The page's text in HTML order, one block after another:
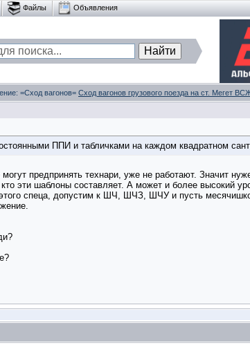
Файлы Объявления
=Сход вагонов= Сход вагонов грузового поезда на ст. Мегет
ППИ и табличками на каждом квадратном
предпринять технари, уже не работают. Значит
эти шаблоны составляет. А может и более высокий
спеца, допустим к ШЧ, ШЧЗ, ШЧУ и пусть